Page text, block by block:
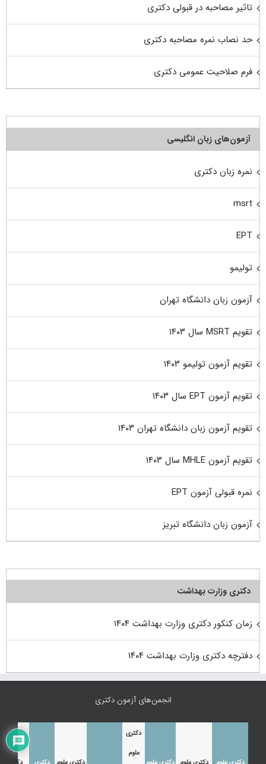
تاثیر مصاحبه در قبولی دکتری
حد نصاب نمره مصاحبه دکتری
فرم صلاحیت عمومی دکتری
آزمون‌های زبان انگلیسی
نمره زبان دکتری
msrt
EPT
تولیمو
آزمون زبان دانشگاه تهران
تقویم MSRT سال ۱۴۰۳
تقویم آزمون تولیمو ۱۴۰۳
تقویم آزمون EPT سال ۱۴۰۳
تقویم آزمون زبان دانشگاه تهران ۱۴۰۳
تقویم آزمون MHLE سال ۱۴۰۳
نمره قبولی آزمون EPT
آزمون زبان دانشگاه تبریز
دکتری وزارت بهداشت
زمان کنکور دکتری وزارت بهداشت ۱۴۰۴
دفترچه دکتری وزارت بهداشت ۱۴۰۴
انجمن‌های آزمون دکتری
دکتری
علوم